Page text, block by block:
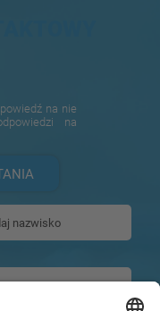
na nie
na